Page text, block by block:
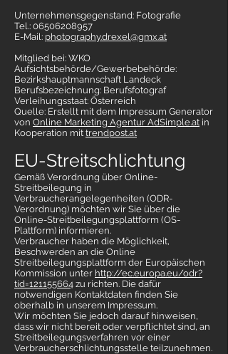
Unternehmensgegenstand: Fotografie
Tel.: 06506208957
E-Mail: photography.drexel@gmx.at
Mitglied bei: WKO
Aufsichtsbehörde/Gewerbebehörde:
Bezirkshauptmannschaft Landeck
Berufsbezeichnung: Berufsfotograf
Verleihungsstaat: Österreich
Quelle: Erstellt mit dem Impressum Generator
von Online Marketing Agentur AdSimple.at in
Kooperation mit trendpost.at
EU-Streitschlichtung
Gemäß Verordnung über Online-
Streitbeilegung in
Verbraucherangelegenheiten (ODR-
Verordnung) möchten wir Sie über die
Online-Streitbeilegungsplattform (OS-
Plattform) informieren.
Verbraucher haben die Möglichkeit,
Beschwerden an die Online
Streitbeilegungsplattform der Europäischen
Kommission unter http://ec.europa.eu/odr?
tid=121155664 zu richten. Die dafür
notwendigen Kontaktdaten finden Sie
oberhalb in unserem Impressum.
Wir möchten Sie jedoch darauf hinweisen,
dass wir nicht bereit oder verpflichtet sind, an
Streitbeilegungsverfahren vor einer
Verbraucherschlichtungsstelle teilzunehmen.